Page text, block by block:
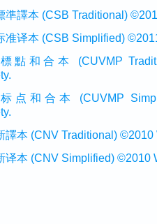
準譯本 (CSB Traditional)
准译本 (CSB Simplified)
點和合本 (CUVMP
点和合本 (CUVMP
譯本 (CNV Traditional)
译本 (CNV Simplified) ©2010